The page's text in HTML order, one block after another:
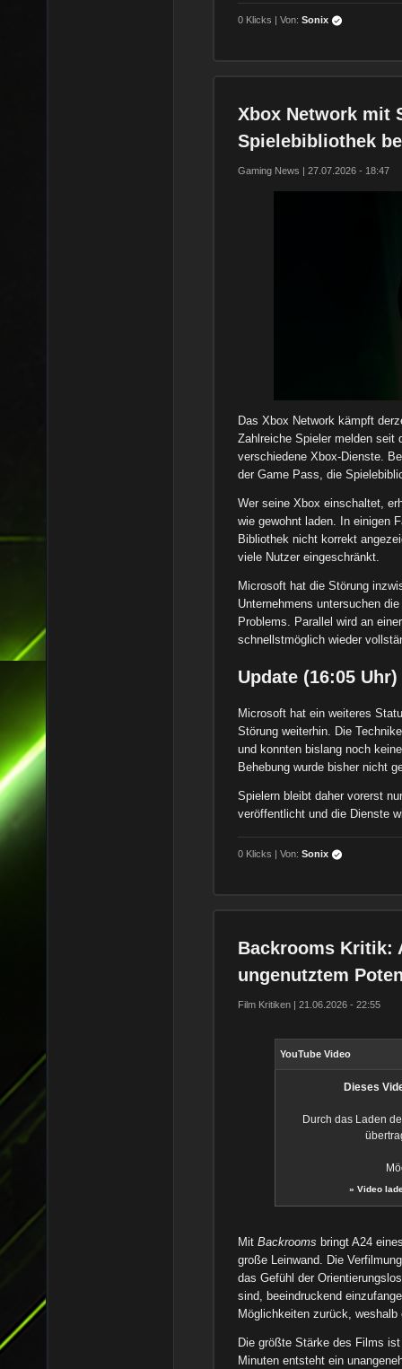
0 Klicks | Von:Sonix
Xbox Network mit
Spielebibliothek
Gaming News | 27.07.2026 - 18:47
Das Xbox Network kämpft
Zahlreiche Spieler melden seit
verschiedene Xbox-Dienste.
der Game Pass, die
Wer seine Xbox einschaltet,
wie gewohnt laden. In einigen
Bibliothek nicht korrekt
viele Nutzer eingeschränkt.
Microsoft hat die Störung
Unternehmens untersuchen
Problems. Parallel wird an
schnellstmöglich wieder
Update (16:05 Uhr)
Microsoft hat ein weiteres
Störung weiterhin. Die
und konnten bislang noch
Behebung wurde bisher nicht
Spielern bleibt daher vorerst
veröffentlicht und die Dienste
0 Klicks | Von:Sonix
Backrooms Kritik:
ungenutztem
Film Kritiken | 21.06.2026 - 22:55
YouTube Video
Dieses
Durch das Laden
»Video
MitBackrooms bringt A24
große Leinwand. Die
das Gefühl der
sind, beeindruckend
Möglichkeiten zurück,
Die größte Stärke des Films
Minuten entsteht ein